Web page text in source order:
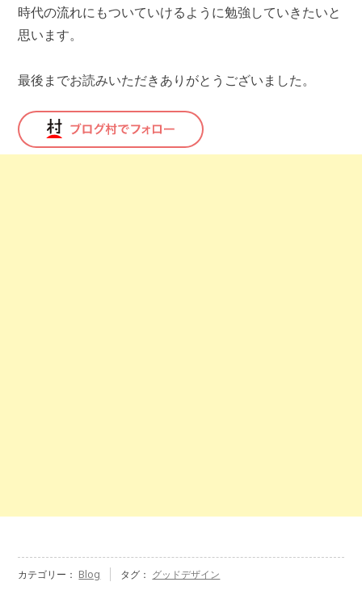
時代の流れにもついていけるように勉強していきたいと
思います。
最後までお読みいただきありがとうございました。
カテゴリー： Blog タグ： グッドデザイン